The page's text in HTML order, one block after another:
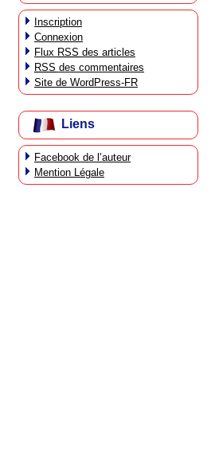
Inscription
Connexion
Flux RSS des articles
RSS des commentaires
Site de WordPress-FR
Liens
Facebook de l’auteur
Mention Légale